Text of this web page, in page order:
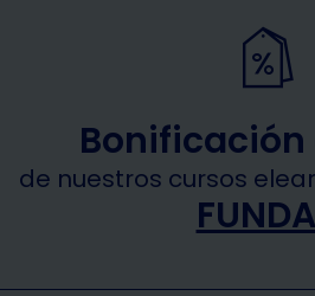
Bonificación
de nuestros cursos